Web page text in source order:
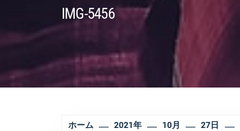
IMG-5456
ホーム 2021年 10月 27日